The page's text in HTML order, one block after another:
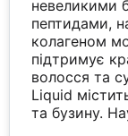
невеликими
пептидами,
колагеном
підтримує
волосся та
Liquid
та бузину.